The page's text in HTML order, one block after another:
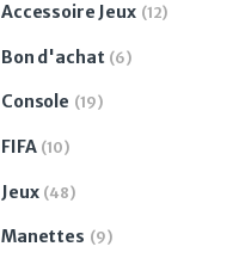
Accessoire Jeux (12)
Bon d'achat (6)
Console (19)
FIFA (10)
Jeux (48)
Manettes (9)